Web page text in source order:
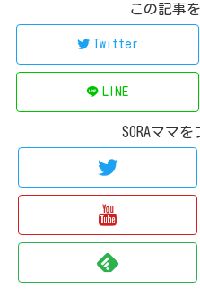
この記事
Twitter
LINE
SORAママ